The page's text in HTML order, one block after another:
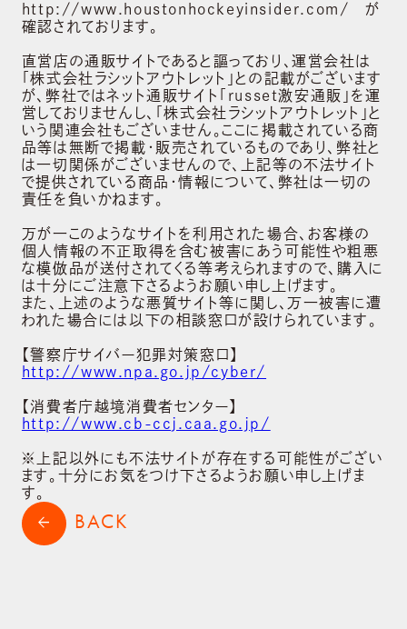
ABOUT US
会社概要
BRAND
arrow_back BACK
http://www.houstonhockeyinsider.com/ が
確認されております。
直営店の通販サイトであると謳っており、運営会社は
「株式会社ラシットアウトレット」との記載がございます
が、弊社ではネット通販サイト「russet激安通販」を運
営しておりませんし、「株式会社ラシットアウトレット」と
いう関連会社もございません。ここに掲載されている商
品等は無断で掲載・販売されているものであり、弊社と
は一切関係がございませんので、上記等の不法サイト
で提供されている商品・情報について、弊社は一切の
責任を負いかねます。
万が一このようなサイトを利用された場合、お客様の
個人情報の不正取得を含む被害にあう可能性や粗悪
な模倣品が送付されてくる等考えられますので、購入に
は十分にご注意下さるようお願い申し上げます。
また、上述のような悪質サイト等に関し、万一被害に遭
われた場合には以下の相談窓口が設けられています。
【警察庁サイバー犯罪対策窓口】
http://www.npa.go.jp/cyber/
【消費者庁越境消費者センター】
http://www.cb-ccj.caa.go.jp/
※上記以外にも不法サイトが存在する可能性がござい
ます。十分にお気をつけ下さるようお願い申し上げま
す。